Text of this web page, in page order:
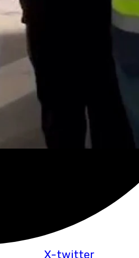
X-twitter